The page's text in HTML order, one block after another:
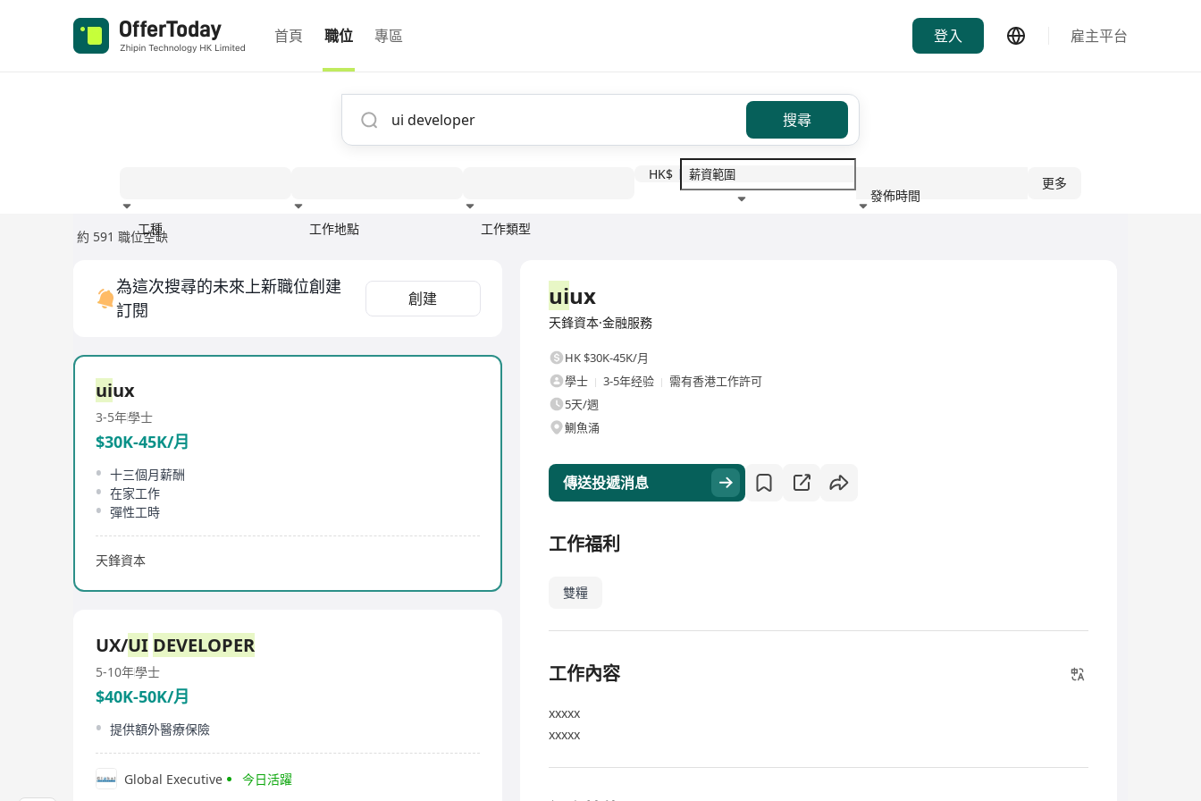
首頁 職位 專區 登入 雇主平台
搜尋
工種 工作地點 工作類型
HK$
發佈時間
更多
約 591 職位空缺
為這次搜尋的未來上新職位創建
訂閱
創建
uiux
3-5年學士
$30K-45K/月
十三個月薪酬
在家工作
彈性工時
天鋒資本
UX/UI DEVELOPER
5-10年學士
$40K-50K/月
提供額外醫療保險
Global Executive 今日活躍
uiux
天鋒資本·金融服務
HK $30K-45K/月
學士
3-5年经验
需有香港工作許可
5天/週
鰂魚涌
傳送投遞消息
工作福利
雙糧
工作內容
xxxxx
xxxxx